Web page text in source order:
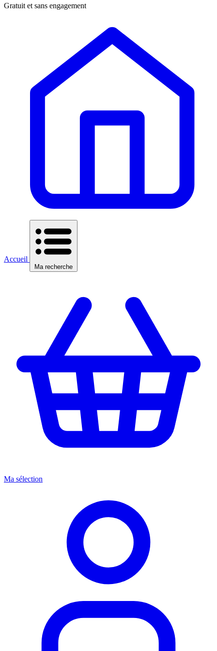
Gratuit et sans engagement
Accueil
Ma recherche
Ma sélection